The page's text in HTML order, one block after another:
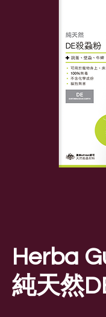
Herba
純天然